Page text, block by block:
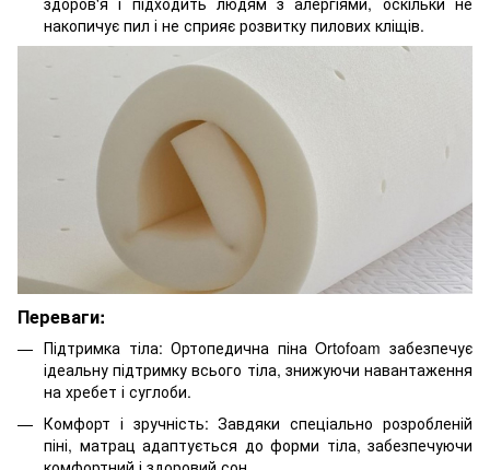
накопичує пил і не сприяє розвитку пилових кліщів.
Переваги:
Підтримка тіла: Ортопедична піна Ortofoam забезпечує
ідеальну підтримку всього тіла, знижуючи навантаження
на хребет і суглоби.
Комфорт і зручність: Завдяки спеціально розробленій
піні, матрац адаптується до форми тіла, забезпечуючи